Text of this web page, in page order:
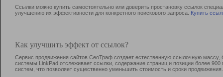
Ссылки можно купить самостоятельно или доверить простановку ссылок
улучшению их эффективности для конкретного поискового запроса. Купить
Как улучшить эффект от ссылок?
Сервис продвижения сайтов СеоТраф создает естественную ссылочную
системы LinkPad отслеживает ссылки, содержание страниц и позиции более
систем, что позволяет существенно уменьшить стоимость и сроки продвижения.